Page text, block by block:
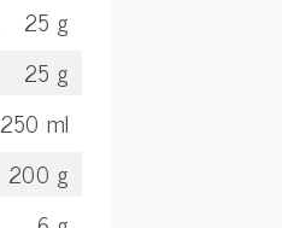
25 g
25 g
250 ml
200 g